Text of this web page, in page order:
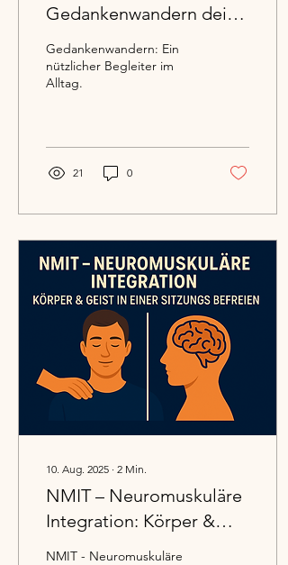
Gedankenwandern dein
Gehirn beflügelt und wie
NMIT diesen Effekt
gezielt nutzt
Gedankenwandern: Ein
nützlicher Begleiter im
Alltag.
21 0
10. Aug. 2025 ∙ 2 Min.
NMIT – Neuromuskuläre
Integration: Körper &
Geist in einer Sitzung
NMIT - Neuromuskuläre